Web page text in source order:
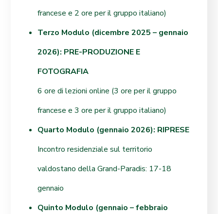
francese e 2 ore per il gruppo italiano)
Terzo Modulo (dicembre 2025 – gennaio
2026): PRE-PRODUZIONE E
FOTOGRAFIA
6 ore di lezioni online (3 ore per il gruppo
francese e 3 ore per il gruppo italiano)
Quarto Modulo (gennaio 2026): RIPRESE
Incontro residenziale sul territorio
valdostano della Grand-Paradis: 17-18
gennaio
Quinto Modulo (gennaio – febbraio